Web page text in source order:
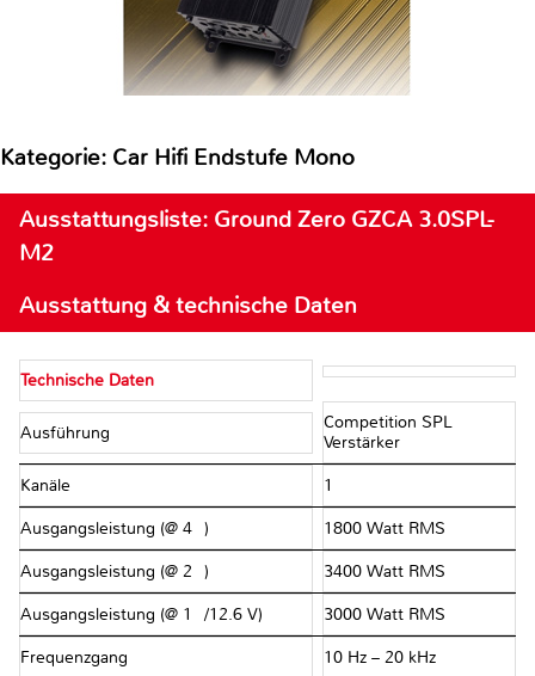
Kategorie: Car Hifi Endstufe Mono
Ausstattungsliste: Ground Zero GZCA 3.0SPL-
M2
Ausstattung & technische Daten
Technische Daten
Ausführung
Competition SPL
Verstärker
Kanäle 1
Ausgangsleistung (@ 4Ω) 1800 Watt RMS
Ausgangsleistung (@ 2Ω) 3400 Watt RMS
Ausgangsleistung (@ 1Ω/12.6 V) 3000 Watt RMS
Frequenzgang 10 Hz – 20 kHz